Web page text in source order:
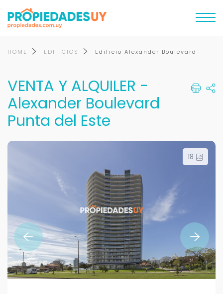
HOME EDIFICIOS Edificio Alexander Boulevard
VENTA Y ALQUILER -
Alexander Boulevard
Punta del Este
18